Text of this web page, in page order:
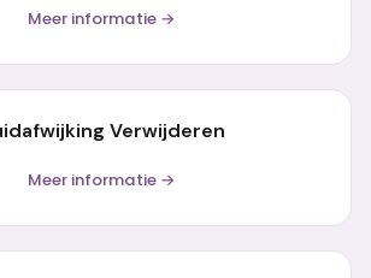
Meer informatie →
Verwijderen
Meer informatie →